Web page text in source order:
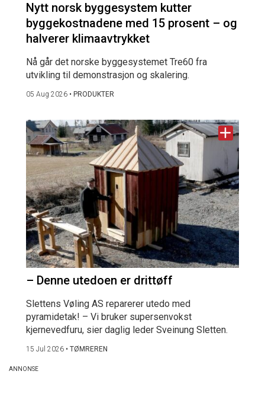
Nytt norsk byggesystem kutter
byggekostnadene med 15 prosent – og
halverer klimaavtrykket
Nå går det norske byggesystemet Tre60 fra
utvikling til demonstrasjon og skalering.
05 Aug 2026 • PRODUKTER
– Denne utedoen er drittøff
Slettens Vøling AS reparerer utedo med
pyramidetak! – Vi bruker supersenvokst
kjernevedfuru, sier daglig leder Sveinung Sletten.
15 Jul 2026 • TØMREREN